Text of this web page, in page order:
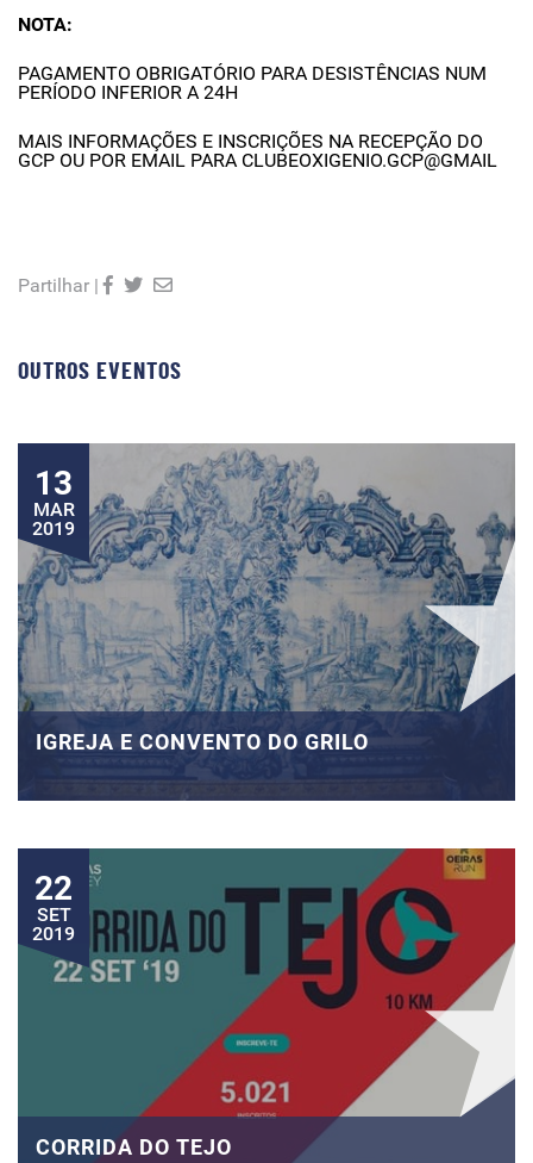
NOTA:
PAGAMENTO OBRIGATÓRIO PARA DESISTÊNCIAS NUM
PERÍODO INFERIOR A 24H
MAIS INFORMAÇÕES E INSCRIÇÕES NA RECEPÇÃO DO
GCP OU POR EMAIL PARA CLUBEOXIGENIO.GCP@GMAIL
Partilhar |
OUTROS EVENTOS
13
MAR
2019
IGREJA E CONVENTO DO GRILO
22
SET
2019
CORRIDA DO TEJO